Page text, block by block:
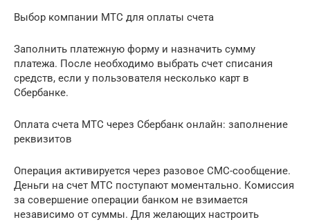
Выбор компании МТС для оплаты счета
Заполнить платежную форму и назначить сумму
платежа. После необходимо выбрать счет списания
средств, если у пользователя несколько карт в
Сбербанке.
Оплата счета МТС через Сбербанк онлайн: заполнение
реквизитов
Операция активируется через разовое СМС-сообщение.
Деньги на счет МТС поступают моментально. Комиссия
за совершение операции банком не взимается
независимо от суммы. Для желающих настроить